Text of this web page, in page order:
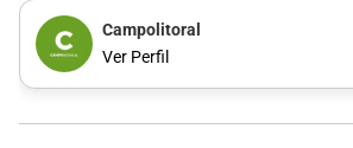
Campolitoral
Ver Perfil